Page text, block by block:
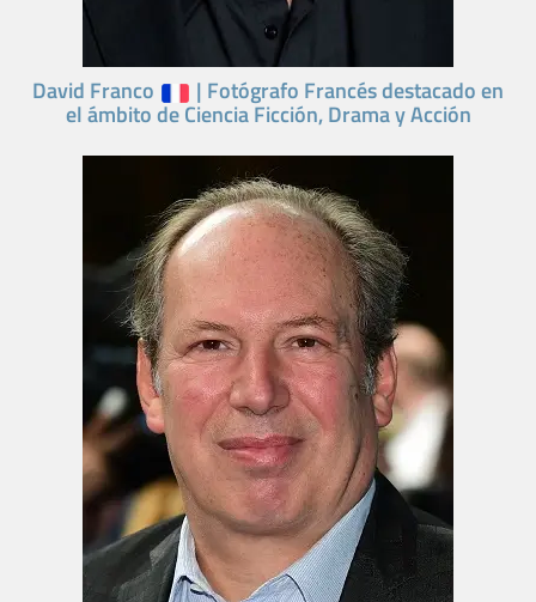
David Franco | Fotógrafo Francés destacado en
el ámbito de Ciencia Ficción, Drama y Acción